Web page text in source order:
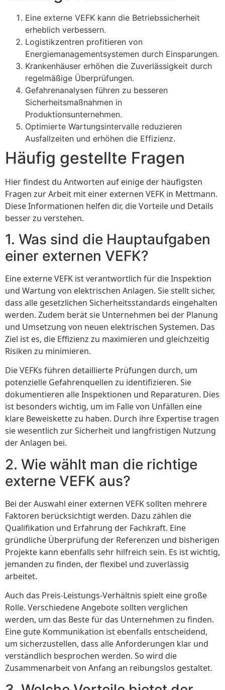
Eine externe VEFK kann die Betriebssicherheit
erheblich verbessern.
Logistikzentren profitieren von
Energiemanagementsystemen durch Einsparungen.
Krankenhäuser erhöhen die Zuverlässigkeit durch
regelmäßige Überprüfungen.
Gefahrenanalysen führen zu besseren
Sicherheitsmaßnahmen in
Produktionsunternehmen.
Optimierte Wartungsintervalle reduzieren
Ausfallzeiten und erhöhen die Effizienz.
Häufig gestellte Fragen
Hier findest du Antworten auf einige der häufigsten
Fragen zur Arbeit mit einer externen VEFK in Mettmann.
Diese Informationen helfen dir, die Vorteile und Details
besser zu verstehen.
1. Was sind die Hauptaufgaben
einer externen VEFK?
Eine externe VEFK ist verantwortlich für die Inspektion
und Wartung von elektrischen Anlagen. Sie stellt sicher,
dass alle gesetzlichen Sicherheitsstandards eingehalten
werden. Zudem berät sie Unternehmen bei der Planung
und Umsetzung von neuen elektrischen Systemen. Das
Ziel ist es, die Effizienz zu maximieren und gleichzeitig
Risiken zu minimieren.
Die VEFKs führen detaillierte Prüfungen durch, um
potenzielle Gefahrenquellen zu identifizieren. Sie
dokumentieren alle Inspektionen und Reparaturen. Dies
ist besonders wichtig, um im Falle von Unfällen eine
klare Beweiskette zu haben. Durch ihre Expertise tragen
sie wesentlich zur Sicherheit und langfristigen Nutzung
der Anlagen bei.
2. Wie wählt man die richtige
externe VEFK aus?
Bei der Auswahl einer externen VEFK sollten mehrere
Faktoren berücksichtigt werden. Dazu zählen die
Qualifikation und Erfahrung der Fachkraft. Eine
gründliche Überprüfung der Referenzen und bisherigen
Projekte kann ebenfalls sehr hilfreich sein. Es ist wichtig,
jemanden zu finden, der flexibel und zuverlässig
arbeitet.
Auch das Preis-Leistungs-Verhältnis spielt eine große
Rolle. Verschiedene Angebote sollten verglichen
werden, um das Beste für das Unternehmen zu finden.
Eine gute Kommunikation ist ebenfalls entscheidend,
um sicherzustellen, dass alle Anforderungen klar und
verständlich besprochen werden. So wird die
Zusammenarbeit von Anfang an reibungslos gestaltet.